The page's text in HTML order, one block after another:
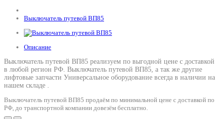
Выключатель путевой ВП85
Описание
Выключатель путевой ВП85 реализуем по выгодной цене с доставкой
в любой регион РФ. Выключатель путевой ВП85, а так же другие
лифтовые запчасти Универсальное оборудование всегда в наличии на
нашем складе .
Выключатель путевой ВП85 продаём по минимальной цене с доставкой по
РФ, до транспортной компании довезём бесплатно.